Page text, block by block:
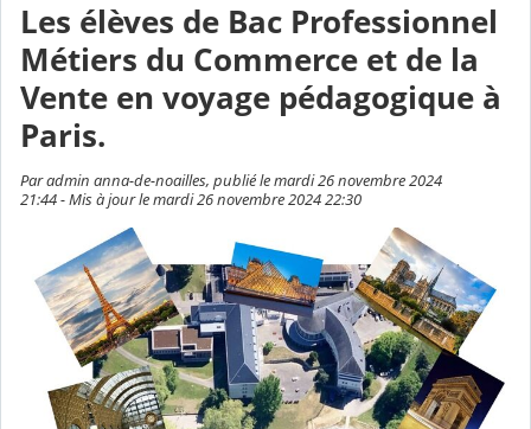
Les élèves de Bac Professionnel
Métiers du Commerce et de la
Vente en voyage pédagogique à
Paris.
Par admin anna-de-noailles, publié le mardi 26 novembre 2024
21:44 - Mis à jour le mardi 26 novembre 2024 22:30